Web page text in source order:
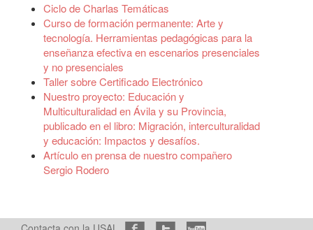
Ciclo de Charlas Temáticas
Curso de formación permanente: Arte y
tecnología. Herramientas pedagógicas para la
enseñanza efectiva en escenarios presenciales
y no presenciales
Taller sobre Certificado Electrónico
Nuestro proyecto: Educación y
Multiculturalidad en Ávila y su Provincia,
publicado en el libro: Migración, interculturalidad
y educación: Impactos y desafíos.
Artículo en prensa de nuestro compañero
Sergio Rodero